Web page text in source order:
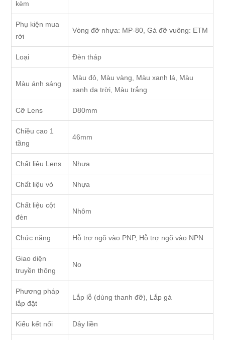
kèm
Phụ kiện mua
rời
Vòng đỡ nhựa: MP-80, Gá đỡ vuông: ETM
Loại Đèn tháp
Màu ánh sáng
Màu đỏ, Màu vàng, Màu xanh lá, Màu
xanh da trời, Màu trắng
Cỡ Lens D80mm
Chiều cao 1
tầng
46mm
Chất liệu Lens Nhựa
Chất liệu vỏ Nhựa
Chất liệu cột
đèn
Nhôm
Chức năng Hỗ trợ ngõ vào PNP, Hỗ trợ ngõ vào NPN
Giao diện
truyền thông
No
Phương pháp
lắp đặt
Lắp lỗ (dùng thanh đỡ), Lắp gá
Kiểu kết nối Dây liền